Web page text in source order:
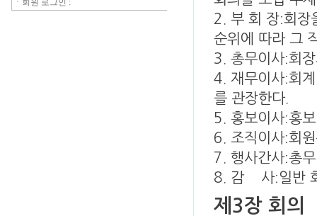
2. 부 회 장ː회장
순위에 따라 그
3. 총무이사ː회
4. 재무이사ː회
를 관장한다.
5. 홍보이사ː홍
6. 조직이사ː회
7. 행사간사ː총
8. 감 사ː일반
제3장 회의